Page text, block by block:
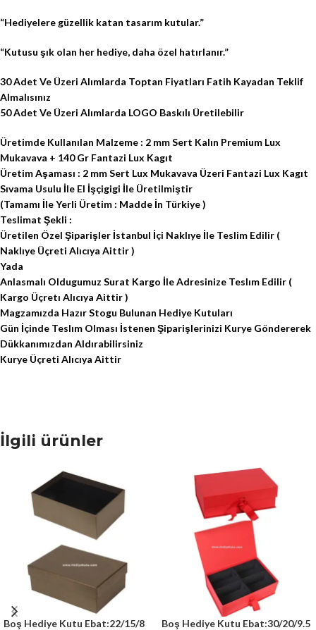
“Hediyelere güzellik katan tasarım kutular.”
“Kutusu şık olan her hediye, daha özel hatırlanır.”
30 Adet Ve Üzeri Alımlarda Toptan Fiyatları Fatih Kayadan Teklif
Almalısınız
50 Adet Ve Üzeri Alımlarda LOGO Baskılı Üretilebilir
Üretimde Kullanılan Malzeme : 2 mm Sert Kalın Premium Lux
Mukavava + 140 Gr Fantazi Lux Kagıt
Üretim Aşaması : 2 mm Sert Lux Mukavava Üzeri Fantazi Lux Kagıt
Sıvama Usulu İle El İşçigigi İle Üretilmiştir
(Tamamı İle Yerli Üretim : Madde İn Türkiye )
Teslimat Şekli :
Üretilen Özel Şiparişler İstanbul İçi Naklıye İle Teslim Edilir (
Naklıye Üçreti Alıcıya Aittir )
Yada
Anlasmalı Oldugumuz Surat Kargo İle Adresinize Teslım Edilir (
Kargo Üçretı Alıcıya Aittir )
Magzamızda Hazır Stogu Bulunan Hediye Kutuları
Gün İçinde Teslım Olması İstenen Şiparişlerinizi Kurye Göndererek
Dükkanımızdan Aldırabilirsiniz
Kurye Üçreti Alıcıya Aittir
İlgili ürünler
Boş Hediye Kutu Ebat:22/15/8 Boş Hediye Kutu Ebat:30/20/9.5